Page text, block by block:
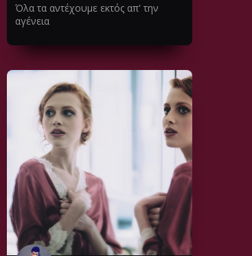
Όλα τα αντέχουμε εκτός απ' την
αγένεια